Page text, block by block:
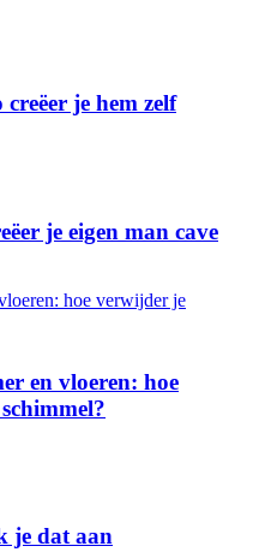
je hem zelf
je eigen man cave
en vloeren: hoe
je dat aan